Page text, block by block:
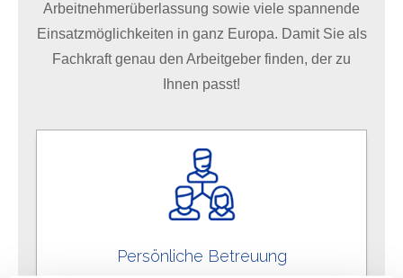
Arbeitnehmerüberlassung sowie viele spannende
Einsatzmöglichkeiten in ganz Europa. Damit Sie als
Fachkraft genau den Arbeitgeber finden, der zu
Ihnen passt!
Persönliche Betreuung